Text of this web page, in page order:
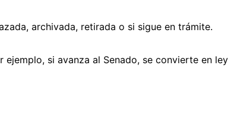
archivada, retirada o si sigue en trámite.
si avanza al Senado, se convierte en ley